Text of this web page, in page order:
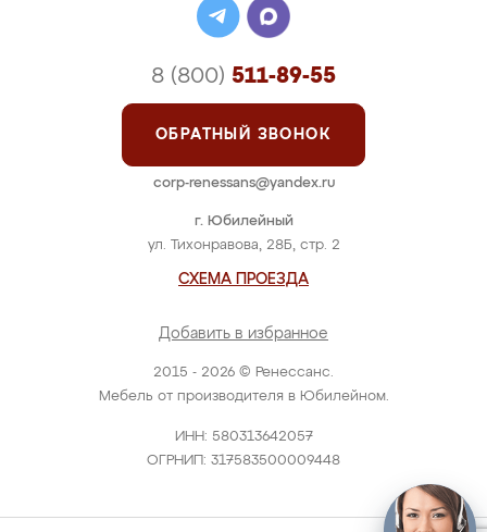
2015 - 2026 © Ренессанс.
Мебель от производителя в Юбилейном.
ИНН: 580313642057
ОГРНИП: 317583500009448
г. Юбилейный
ул. Тихонравова, 28Б, стр. 2
СХЕМА ПРОЕЗДА
Добавить в избранное
8 (800) 511-89-55
ОБРАТНЫЙ ЗВОНОК
corp-renessans@yandex.ru